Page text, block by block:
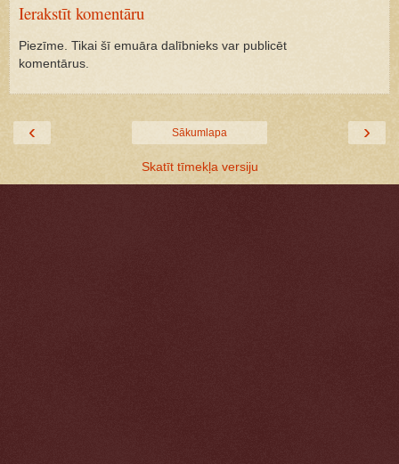
Ierakstīt komentāru
Piezīme. Tikai šī emuāra dalībnieks var publicēt
komentārus.
‹ ›
Sākumlapa
Skatīt tīmekļa versiju